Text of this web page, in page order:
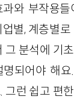
와 부작용
별, 계층별
그 분석에 기
되어야 해
그런 쉽고 편